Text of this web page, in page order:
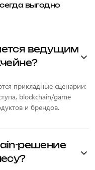
выгодно
ведущим
прикладные сценарии:
blockchain/game
и брендов.
решение